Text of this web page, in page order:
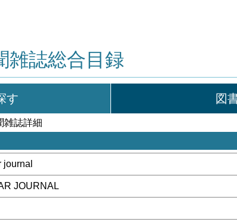
雑誌総合目録
す 図
雑誌詳細
journal
JOURNAL